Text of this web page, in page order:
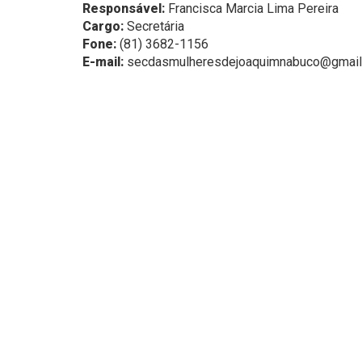
Responsável: Francisca Marcia Lima Pereira
Cargo: Secretária
Fone: (81) 3682-1156
E-mail: